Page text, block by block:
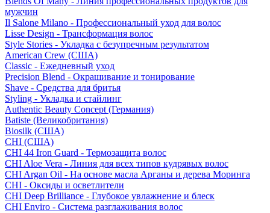
мужчин
Il Salone Milano - Профессиональный уход для волос
Lisse Design - Трансформация волос
Style Stories - Укладка с безупречным результатом
American Crew (США)
Classic - Ежедневный уход
Precision Blend - Окрашивание и тонирование
Shave - Средства для бритья
Styling - Укладка и стайлинг
Authentic Beauty Concept (Германия)
Batiste (Великобритания)
Biosilk (США)
CHI (США)
CHI 44 Iron Guard - Термозащита волос
CHI Aloe Vera - Линия для всех типов кудрявых волос
CHI Argan Oil - На основе масла Арганы и дерева Моринга
CHI - Оксиды и осветлители
CHI Deep Brilliance - Глубокое увлажнение и блеск
CHI Enviro - Система разглаживания волос